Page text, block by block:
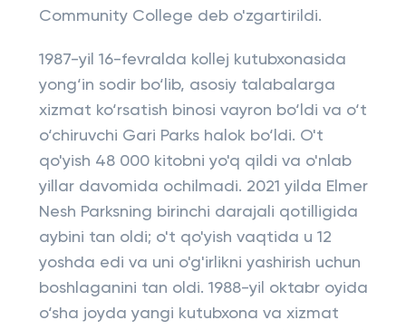
Community College deb o'zgartirildi.
1987-yil 16-fevralda kollej kutubxonasida
yong‘in sodir bo‘lib, asosiy talabalarga
xizmat ko‘rsatish binosi vayron bo‘ldi va o‘t
o‘chiruvchi Gari Parks halok bo‘ldi. O't
qo'yish 48 000 kitobni yo'q qildi va o'nlab
yillar davomida ochilmadi. 2021 yilda Elmer
Nesh Parksning birinchi darajali qotilligida
aybini tan oldi; o't qo'yish vaqtida u 12
yoshda edi va uni o'g'irlikni yashirish uchun
boshlaganini tan oldi. 1988-yil oktabr oyida
o‘sha joyda yangi kutubxona va xizmat